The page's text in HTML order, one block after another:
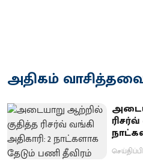
அதிகம்